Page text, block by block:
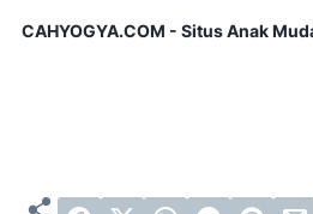
CAHYOGYA.COM - Situs Anak